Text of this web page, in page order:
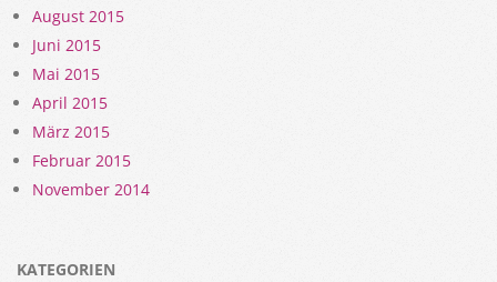
August 2015
Juni 2015
Mai 2015
April 2015
März 2015
Februar 2015
November 2014
KATEGORIEN